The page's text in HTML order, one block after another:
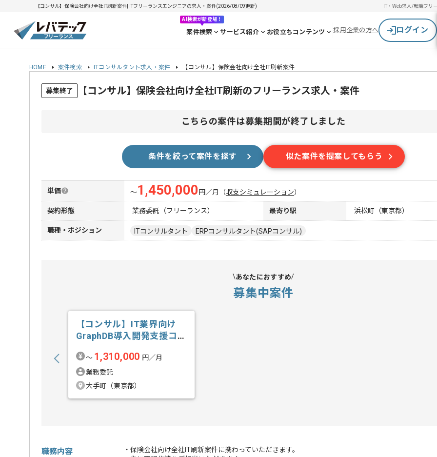
【コンサル】保険会社向け全社IT刷新案件| ITフリーランスエンジニアの求人・案件(2026/08/09更新) IT・Web求人/転職フリ
AI検索が新登場！
案件検索 サービス紹介 お役立ちコンテンツ 採用企業の方へ ログイン
HOME 案件検索 ITコンサルタント求人・案件 【コンサル】保険会社向け全社IT刷新案件
募集終了 【コンサル】保険会社向け全社IT刷新のフリーランス求人・案件
こちらの案件は募集期間が終了しました
条件を絞って案件を探す 似た案件を提案してもらう
単価 〜1,450,000 円／月 （収支シミュレーション）
契約形態 業務委託（フリーランス） 最寄り駅 浜松町（東京都）
職種・ポジション ITコンサルタント ERPコンサルタント(SAPコンサル)
あなたにおすすめ
募集中案件
【コンサル】IT業界向け
GraphDB導入開発支援コン
〜 1,310,000 円／月
業務委託
大手町（東京都）
職務内容
・保険会社向け全社IT刷新案件に携わっていただきます。